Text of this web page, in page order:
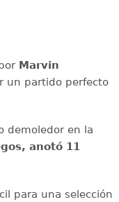
Marvin
un partido perfecto
demoledor en la
anotó 11
para una selección